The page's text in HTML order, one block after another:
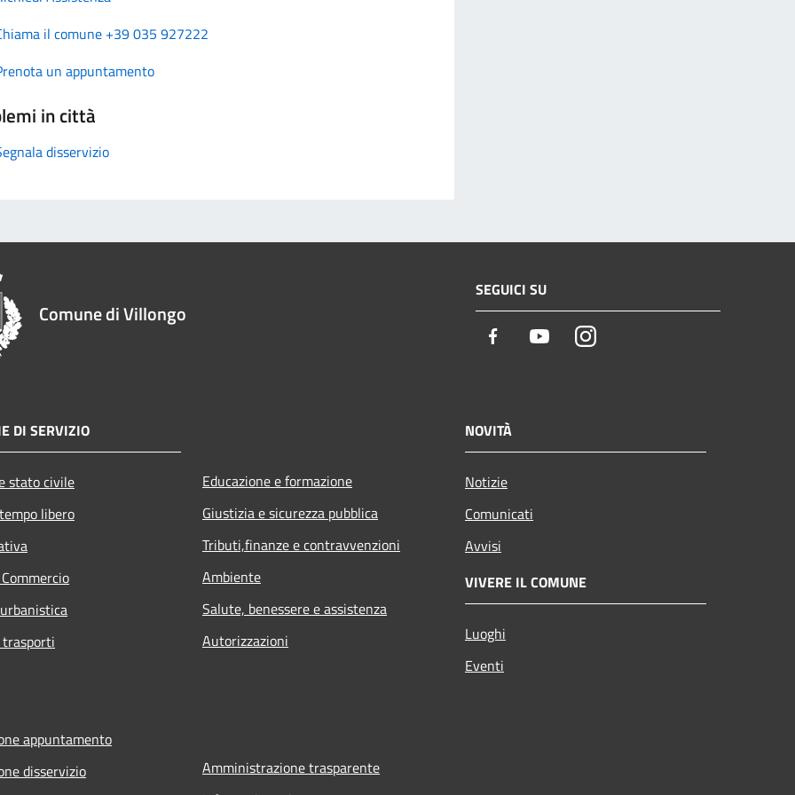
il comune +39 035 927222
un appuntamento
in città
disservizio
Comune di Villongo
SEGUICI SU
Facebook YoutubeInstagram
DI SERVIZIO
stato civile
libero
Educazione e formazione
Giustizia e sicurezza pubblica
Tributi,finanze e contravvenzioni
Ambiente
Salute, benessere e assistenza
Autorizzazioni
NOVITÀ
Notizie
Comunicati
Avvisi
VIVERE IL COMUNE
Luoghi
Eventi
appuntamento
disservizio
Amministrazione trasparente